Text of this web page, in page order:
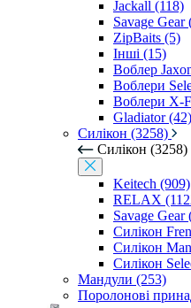
Jackall (118)
Savage Gear
ZipBaits (5)
Інші (15)
Воблер
Воблери
Воблери X-
Gladiator (42)
Силікон (3258)
Силікон (3258)
Keitech (909)
RELAX
Savage Gear
Силікон
Силікон
Силікон
Мандули (253)
Поролонові